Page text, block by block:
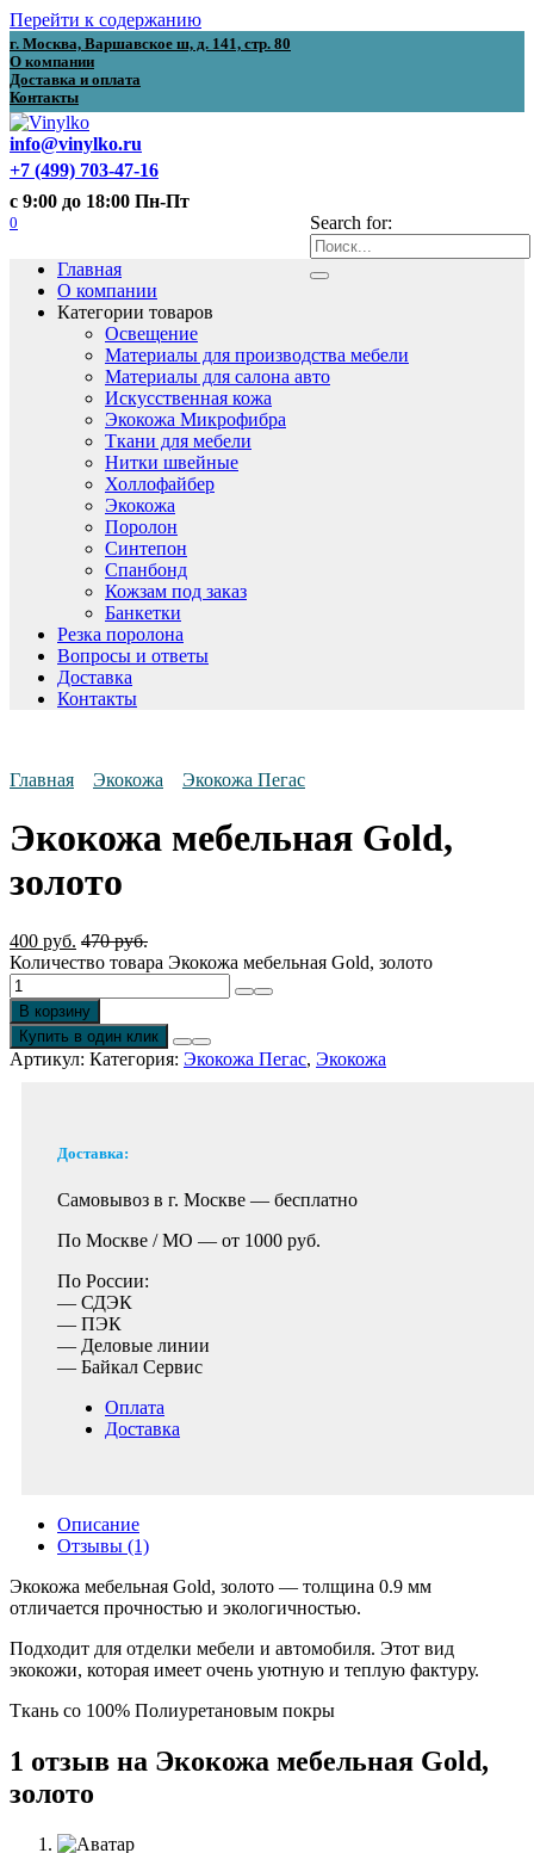
Перейти к содержанию
г. Москва, Варшавское ш, д. 141, стр. 80
О компании
Доставка и оплата
Контакты
info@vinylko.ru
+7 (499) 703-47-16
с 9:00 до 18:00 Пн-Пт
Search for:
0
Главная
О компании
Категории товаров
Освещение
Материалы для производства мебели
Материалы для салона авто
Искусственная кожа
Экокожа Микрофибра
Ткани для мебели
Нитки швейные
Холлофайбер
Экокожа
Поролон
Синтепон
Спанбонд
Кожзам под заказ
Банкетки
Резка поролона
Вопросы и ответы
Доставка
Контакты
Главная Экокожа Экокожа Пегас
Экокожа мебельная Gold,
золото
400 руб. 470руб.
Количество товара Экокожа мебельная Gold, золото
В корзину
Купить в один клик
Артикул: Категория: Экокожа Пегас, Экокожа
Доставка:
Самовывоз в г. Москве — бесплатно
По Москве / МО — от 1000 руб.
По России:
— СДЭК
— ПЭК
— Деловые линии
— Байкал Сервис
Оплата
Доставка
Описание
Отзывы (1)
Экокожа мебельная Gold, золото — толщина 0.9 мм
отличается прочностью и экологичностью.
Подходит для отделки мебели и автомобиля. Этот вид
экокожи, которая имеет очень уютную и теплую фактуру.
Ткань со 100% Полиуретановым покры
1 отзыв на Экокожа мебельная Gold,
золото